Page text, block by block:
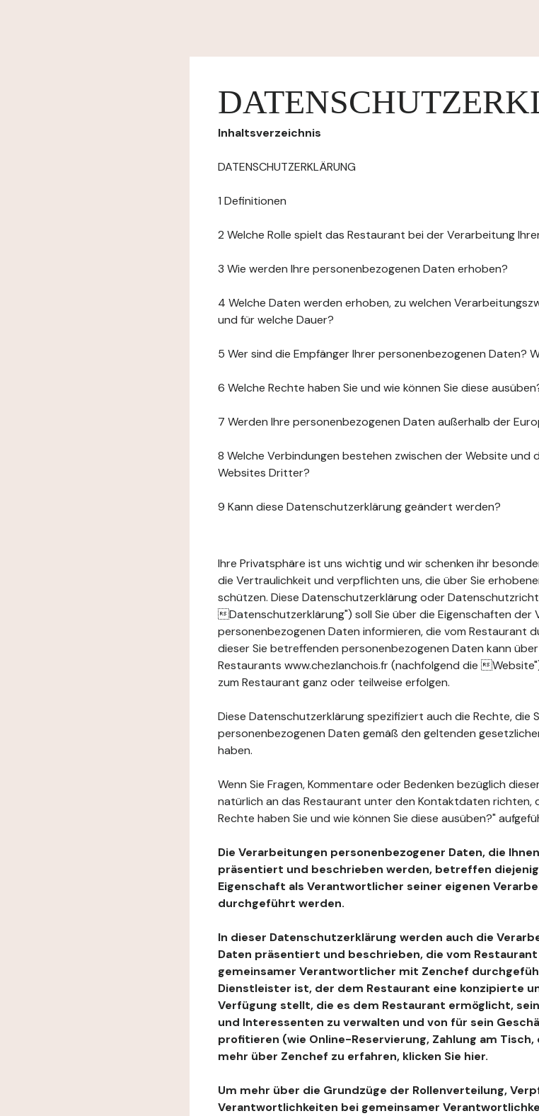
Inhaltsverzeichnis
DATENSCHUTZERKLÄRUNG
1 Definitionen
2 Welche Rolle spielt das Restaurant bei der Verarbeitung
3 Wie werden Ihre personenbezogenen Daten erhoben?
4 Welche Daten werden erhoben, zu welchen
und für welche Dauer?
5 Wer sind die Empfänger Ihrer personenbezogenen Daten?
6 Welche Rechte haben Sie und wie können Sie diese
7 Werden Ihre personenbezogenen Daten außerhalb der
8 Welche Verbindungen bestehen zwischen der Website und
Websites Dritter?
9 Kann diese Datenschutzerklärung geändert werden?
Ihre Privatsphäre ist uns wichtig und wir schenken ihr
die Vertraulichkeit und verpflichten uns, die über Sie
schützen. Diese Datenschutzerklärung oder
Datenschutzerklärung") soll Sie über die Eigenschaften der
personenbezogenen Daten informieren, die vom Restaurant
dieser Sie betreffenden personenbezogenen Daten kann
Restaurants www.chezlanchois.fr (nachfolgend die
zum Restaurant ganz oder teilweise erfolgen.
Diese Datenschutzerklärung spezifiziert auch die Rechte, die
personenbezogenen Daten gemäß den geltenden
haben.
Wenn Sie Fragen, Kommentare oder Bedenken bezüglich
natürlich an das Restaurant unter den Kontaktdaten
Rechte haben Sie und wie können Sie diese ausüben?"
Die Verarbeitungen personenbezogener Daten, die
präsentiert und beschrieben werden, betreffen
Eigenschaft als Verantwortlicher seiner eigenen
durchgeführt werden.
In dieser Datenschutzerklärung werden auch die
Daten präsentiert und beschrieben, die vom
gemeinsamer Verantwortlicher mit Zenchef
Dienstleister ist, der dem Restaurant eine konzipierte
Verfügung stellt, die es dem Restaurant ermöglicht,
und Interessenten zu verwalten und von für sein
profitieren (wie Online-Reservierung, Zahlung am
mehr über Zenchef zu erfahren, klicken Sie hier.
Um mehr über die Grundzüge der Rollenverteilung,
Verantwortlichkeiten bei gemeinsamer